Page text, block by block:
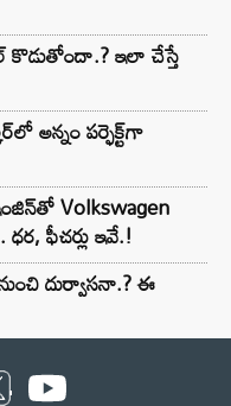
కొడుతోందా.? ఇలా చేస్తే
అన్నం పర్ఫెక్ట్‌గా
Volkswagen
ఫీచర్లు ఇవే.!
దుర్వాసనా.? ఈ